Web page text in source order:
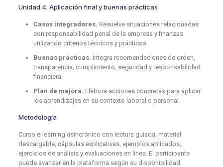
Unidad 4. Aplicación final y buenas prácticas
Casos integradores. Resuelve situaciones relacionadas
con responsabilidad penal de la empresa y finanzas
utilizando criterios técnicos y prácticos.
Buenas prácticas. Integra recomendaciones de orden,
transparencia, cumplimiento, seguridad y responsabilidad
financiera.
Plan de mejora. Elabora acciones concretas para aplicar
los aprendizajes en su contexto laboral o personal.
Metodología
Curso e-learning asincrónico con lectura guiada, material
descargable, cápsulas explicativas, ejemplos aplicados,
ejercicios de análisis y evaluaciones en línea. El participante
puede avanzar en la plataforma según su disponibilidad.